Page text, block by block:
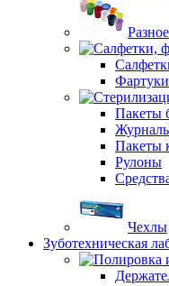
Разное
Пакеты
Пакеты
Рулоны
Чехлы
Зуботехническая